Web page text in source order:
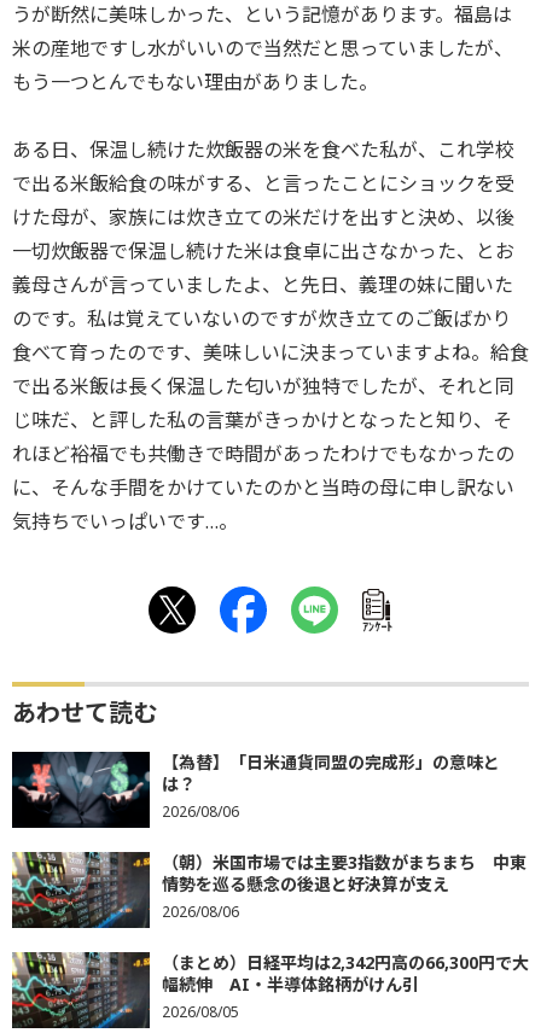
うが断然に美味しかった、という記憶があります。福島は
米の産地ですし水がいいので当然だと思っていましたが、
もう一つとんでもない理由がありました。
ある日、保温し続けた炊飯器の米を食べた私が、これ学校
で出る米飯給食の味がする、と言ったことにショックを受
けた母が、家族には炊き立ての米だけを出すと決め、以後
一切炊飯器で保温し続けた米は食卓に出さなかった、とお
義母さんが言っていましたよ、と先日、義理の妹に聞いた
のです。私は覚えていないのですが炊き立てのご飯ばかり
食べて育ったのです、美味しいに決まっていますよね。給食
で出る米飯は長く保温した匂いが独特でしたが、それと同
じ味だ、と評した私の言葉がきっかけとなったと知り、そ
れほど裕福でも共働きで時間があったわけでもなかったの
に、そんな手間をかけていたのかと当時の母に申し訳ない
気持ちでいっぱいです…。
ｱﾝｹｰﾄ
あわせて読む
【為替】「日米通貨同盟の完成形」の意味と
は？
2026/08/06
（朝）米国市場では主要3指数がまちまち 中東
情勢を巡る懸念の後退と好決算が支え
2026/08/06
（まとめ）日経平均は2,342円高の66,300円で大
幅続伸 AI・半導体銘柄がけん引
2026/08/05